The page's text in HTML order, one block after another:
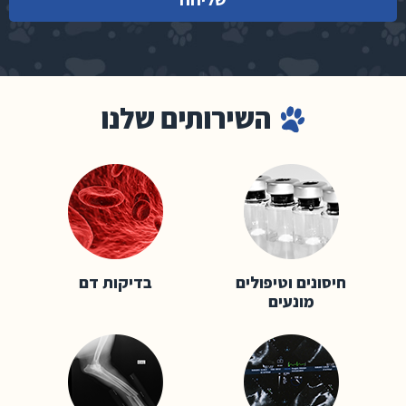
השירותים שלנו
חיסונים וטיפולים
מונעים
בדיקות דם